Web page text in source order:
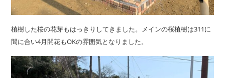
植樹した桜の花芽もはっきりしてきました。メインの桜植樹は311に
間に合い4月開花もOKの雰囲気となりました。